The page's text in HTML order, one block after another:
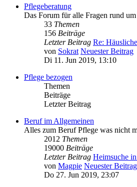
Pflegeberatung
Das Forum für alle Fragen rund
33 Themen
156 Beiträge
Letzter Beitrag Re:
von Sokrat Neuester Beitrag
Di 11. Jun 2019, 13:10
Pflege bezogen
Themen
Beiträge
Letzter Beitrag
Beruf im Allgemeinen
Alles zum Beruf Pflege was nicht
2012 Themen
19000 Beiträge
Letzter Beitrag Heimsuche
von Magpie Neuester Beitrag
Do 27. Jun 2019, 23:07